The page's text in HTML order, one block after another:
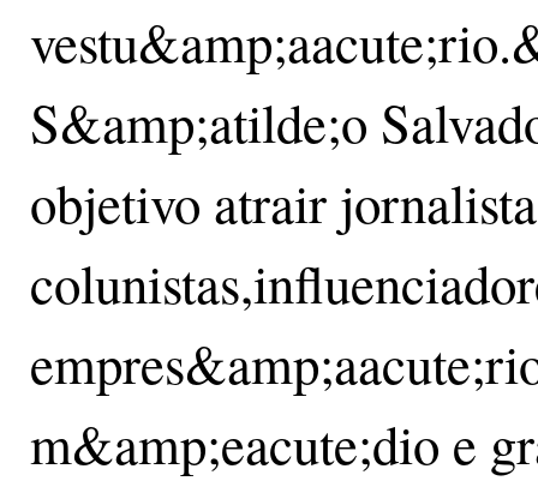
S&amp;atilde;o
objetivo atrair
m&amp;eacute;dio e